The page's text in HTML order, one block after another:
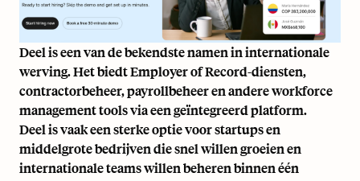
Deel is een van de bekendste namen in internationale
werving. Het biedt Employer of Record-diensten,
contractorbeheer, payrollbeheer en andere workforce
management tools via een geïntegreerd platform.
Deel is vaak een sterke optie voor startups en
middelgrote bedrijven die snel willen groeien en
internationale teams willen beheren binnen één